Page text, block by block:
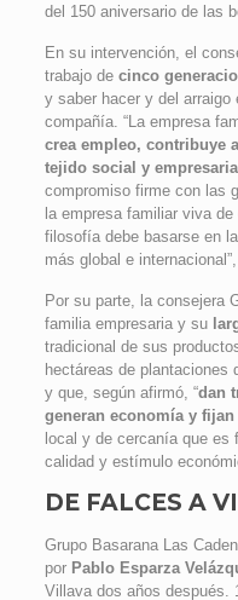
del 150 aniversario de las
En su intervención, el
trabajo de cinco
y saber hacer y del arraigo
compañía. “La empresa
crea empleo, contribuye
tejido social y
compromiso firme con las
la empresa familiar viva
filosofía debe basarse en
más global e
Por su parte, la consejera
familia empresaria y su
tradicional de sus
hectáreas de plantaciones
y que, según afirmó, “dan
generan economía y
local y de cercanía que es
calidad y estímulo
DE FALCES A
Grupo Basarana Las
por Pablo Esparza
Villava dos años después.